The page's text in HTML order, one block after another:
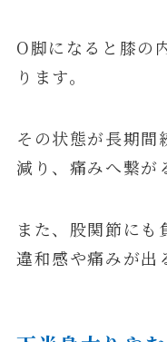
O脚になると膝の
ります。
その状態が長期間
減り、痛みへ繋が
また、股関節にも
違和感や痛みが出